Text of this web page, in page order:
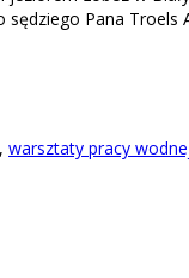
Pana Troels
, warsztaty pracy